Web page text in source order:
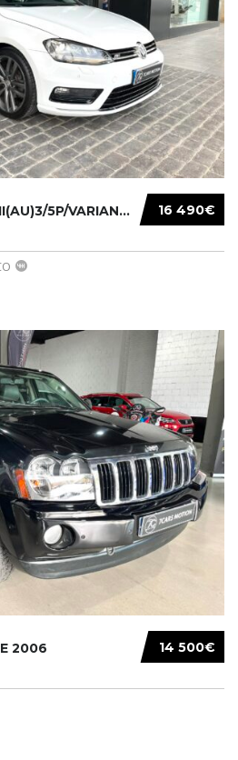
16 490€
VOLKSWAGEN GOLF VII(AU)3/5P/VARIANT(12-16 20...
14 500€
2006